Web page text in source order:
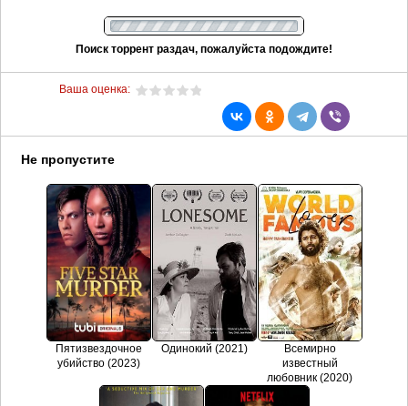
Поиск торрент раздач, пожалуйста подождите!
Ваша оценка:
Не пропустите
Пятизвездочное
убийство (2023)
Одинокий (2021)
Всемирно
известный
любовник (2020)